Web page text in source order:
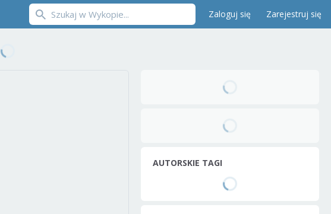
Zaloguj się Zarejestruj się
AUTORSKIE TAGI